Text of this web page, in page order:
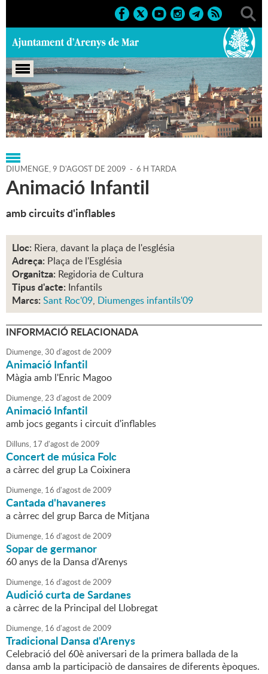
Portada > Regidories > Cultura > Agenda > 09-08-2009
DIUMENGE,9 D'AGOST DE 2009 - 6 H TARDA
Animació Infantil
amb circuits d'inflables
Lloc: Riera, davant la plaça de l'església
Adreça: Plaça de l'Església
Organitza: Regidoria de Cultura
Tipus d'acte: Infantils
Marcs: Sant Roc'09, Diumenges infantils'09
INFORMACIÓ RELACIONADA
Diumenge,30 d'agostde2009
Animació Infantil
Màgia amb l'Enric Magoo
Diumenge,23 d'agostde2009
Animació Infantil
amb jocs gegants i circuit d'inflables
Dilluns, 17 d'agostde2009
Concert de música Folc
a càrrec del grup La Coixinera
Diumenge, 16 d'agostde2009
Cantada d'havaneres
a càrrec del grup Barca de Mitjana
Diumenge, 16 d'agostde2009
Sopar de germanor
60 anys de la Dansa d'Arenys
Diumenge, 16 d'agostde2009
Audició curta de Sardanes
a càrrec de la Principal del Llobregat
Diumenge, 16 d'agostde2009
Tradicional Dansa d'Arenys
Celebració del 60è aniversari de la primera ballada de la
dansa amb la participaciò de dansaires de diferents èpoques.